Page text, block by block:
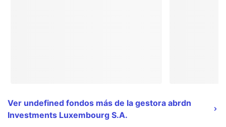
Ver undefined fondos más de la gestora abrdn
Investments Luxembourg S.A.